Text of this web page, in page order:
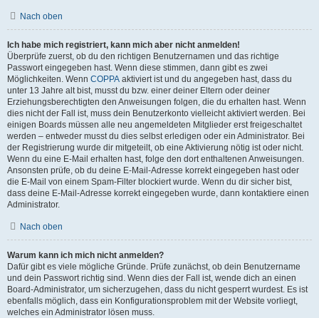
Nach oben
Ich habe mich registriert, kann mich aber nicht anmelden!
Überprüfe zuerst, ob du den richtigen Benutzernamen und das richtige
Passwort eingegeben hast. Wenn diese stimmen, dann gibt es zwei
Möglichkeiten. Wenn COPPA aktiviert ist und du angegeben hast, dass du
unter 13 Jahre alt bist, musst du bzw. einer deiner Eltern oder deiner
Erziehungsberechtigten den Anweisungen folgen, die du erhalten hast. Wenn
dies nicht der Fall ist, muss dein Benutzerkonto vielleicht aktiviert werden. Bei
einigen Boards müssen alle neu angemeldeten Mitglieder erst freigeschaltet
werden – entweder musst du dies selbst erledigen oder ein Administrator. Bei
der Registrierung wurde dir mitgeteilt, ob eine Aktivierung nötig ist oder nicht.
Wenn du eine E-Mail erhalten hast, folge den dort enthaltenen Anweisungen.
Ansonsten prüfe, ob du deine E-Mail-Adresse korrekt eingegeben hast oder
die E-Mail von einem Spam-Filter blockiert wurde. Wenn du dir sicher bist,
dass deine E-Mail-Adresse korrekt eingegeben wurde, dann kontaktiere einen
Administrator.
Nach oben
Warum kann ich mich nicht anmelden?
Dafür gibt es viele mögliche Gründe. Prüfe zunächst, ob dein Benutzername
und dein Passwort richtig sind. Wenn dies der Fall ist, wende dich an einen
Board-Administrator, um sicherzugehen, dass du nicht gesperrt wurdest. Es ist
ebenfalls möglich, dass ein Konfigurationsproblem mit der Website vorliegt,
welches ein Administrator lösen muss.